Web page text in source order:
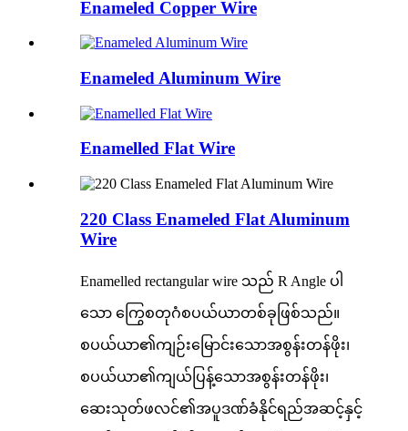
Enameled Copper Wire
Enameled Aluminum Wire
Enamelled Flat Wire
220 Class Enameled Flat Aluminum
Wire
Enamelled rectangular wire သည် R Angle ပါ
သော ကြွေစတုဂံစပယ်ယာတစ်ခုဖြစ်သည်။
စပယ်ယာ၏ကျဉ်းမြောင်းသောအစွန်းတန်ဖိုး၊
စပယ်ယာ၏ကျယ်ပြန့်သောအစွန်းတန်ဖိုး၊
ဆေးသုတ်ဖလင်၏အပူဒဏ်ခံနိုင်ရည်အဆင့်နှင့်